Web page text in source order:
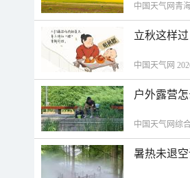
中国天气网青
立秋这样
中国天气网
户外露营
中国天气网综
暑热未退